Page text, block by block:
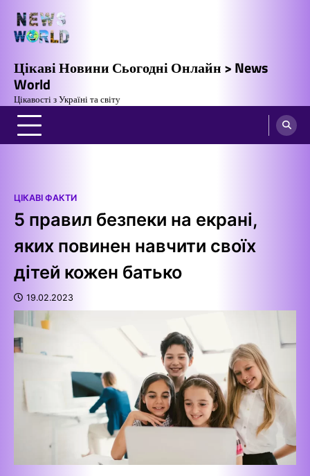
вмісту
Цікаві Новини Сьогодні Онлайн > News
World
Цікавості з Україні та світу
ЦІКАВІ ФАКТИ
5 правил безпеки на екрані,
яких повинен навчити своїх
дітей кожен батько
19.02.2023